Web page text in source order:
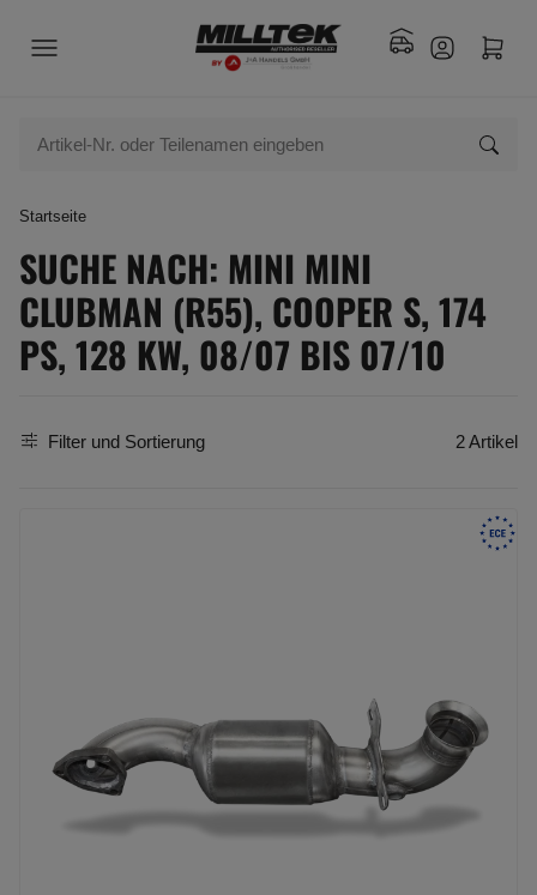
Startseite
SUCHE NACH: MINI MINI
CLUBMAN (R55), COOPER S, 174
PS, 128 KW, 08/07 BIS 07/10
Filter und Sortierung 2 Artikel